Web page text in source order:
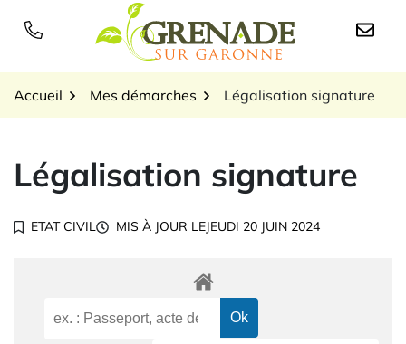
Logo Grenade sur
Accueil Mes démarches Légalisation signature
Légalisation signature
ETAT CIVIL MIS À JOUR LEJEUDI 20 JUIN 2024